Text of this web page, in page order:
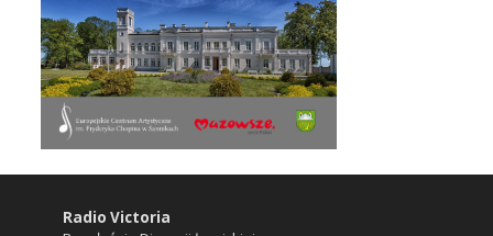
Radio Victoria